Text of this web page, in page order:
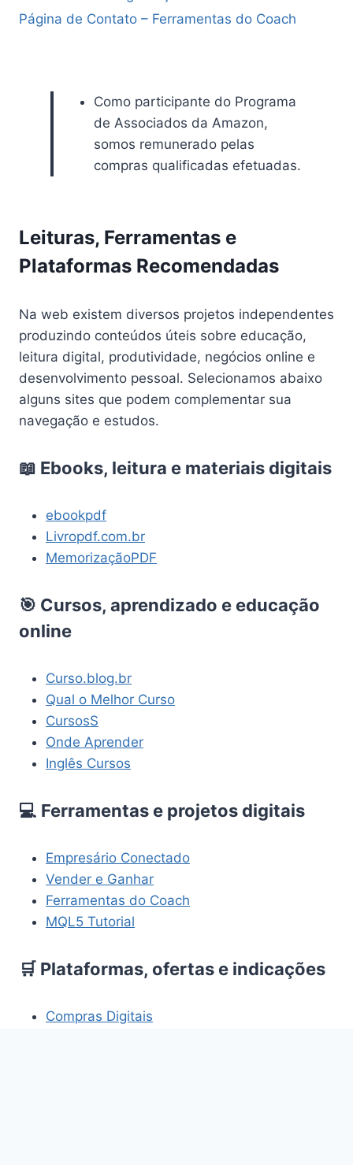
Página de Contato – Ferramentas do Coach
Como participante do Programa
de Associados da Amazon,
somos remunerado pelas
compras qualificadas efetuadas.
Leituras, Ferramentas e
Plataformas Recomendadas
Na web existem diversos projetos independentes
produzindo conteúdos úteis sobre educação,
leitura digital, produtividade, negócios online e
desenvolvimento pessoal. Selecionamos abaixo
alguns sites que podem complementar sua
navegação e estudos.
📖 Ebooks, leitura e materiais digitais
ebookpdf
Livropdf.com.br
MemorizaçãoPDF
🎯 Cursos, aprendizado e educação
online
Curso.blog.br
Qual o Melhor Curso
CursosS
Onde Aprender
Inglês Cursos
💻 Ferramentas e projetos digitais
Empresário Conectado
Vender e Ganhar
Ferramentas do Coach
MQL5 Tutorial
🛒 Plataformas, ofertas e indicações
Compras Digitais